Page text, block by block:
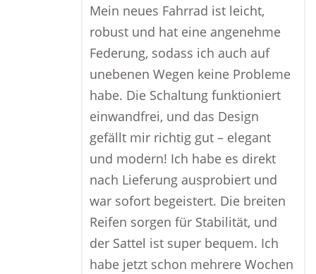
Mein neues Fahrrad ist leicht,
robust und hat eine angenehme
Federung, sodass ich auch auf
unebenen Wegen keine Probleme
habe. Die Schaltung funktioniert
einwandfrei, und das Design
gefällt mir richtig gut – elegant
und modern! Ich habe es direkt
nach Lieferung ausprobiert und
war sofort begeistert. Die breiten
Reifen sorgen für Stabilität, und
der Sattel ist super bequem. Ich
habe jetzt schon mehrere Wochen